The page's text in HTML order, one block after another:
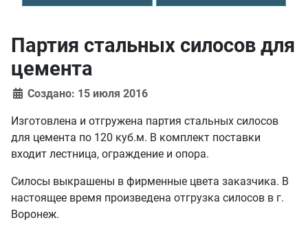
Партия стальных силосов для
цемента
Создано: 15 июля 2016
Изготовлена и отгружена партия стальных силосов
для цемента по 120 куб.м. В комплект поставки
входит лестница, ограждение и опора.
Силосы выкрашены в фирменные цвета заказчика. В
настоящее время произведена отгрузка силосов в г.
Воронеж.